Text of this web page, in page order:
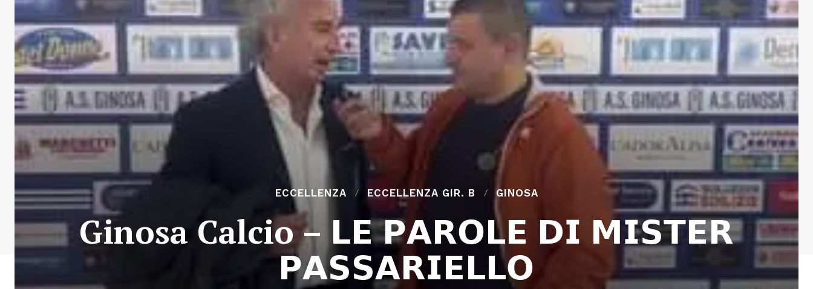
ECCELLENZA ECCELLENZA GIR. B GINOSA
Ginosa Calcio – 𝗟𝗘 𝗣𝗔𝗥𝗢𝗟𝗘 𝗗𝗜 𝗠𝗜𝗦𝗧𝗘𝗥
𝗣𝗔𝗦𝗦𝗔𝗥𝗜𝗘𝗟𝗟𝗢